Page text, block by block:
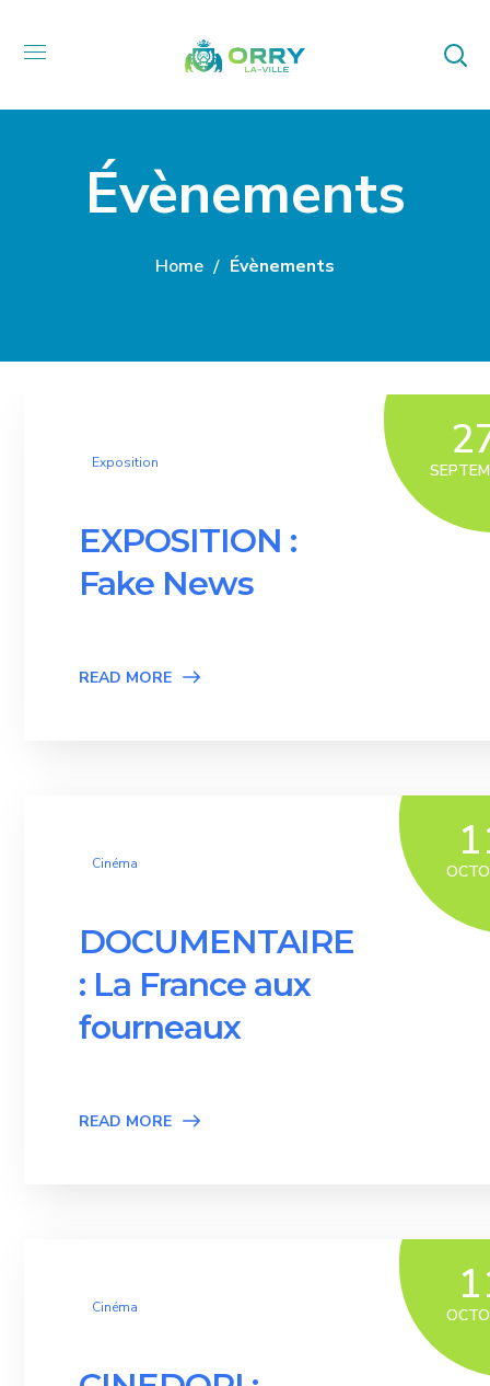
Évènements
Home Évènements
Exposition
EXPOSITION :
Fake News
READ MORE
Cinéma
DOCUMENTAIRE
: La France aux
fourneaux
READ MORE
Cinéma